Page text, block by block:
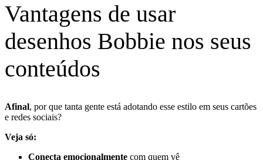
Vantagens de usar
desenhos Bobbie nos seus
conteúdos
Afinal, por que tanta gente está adotando esse estilo em seus cartões
e redes sociais?
Veja só:
Conecta emocionalmente com quem vê